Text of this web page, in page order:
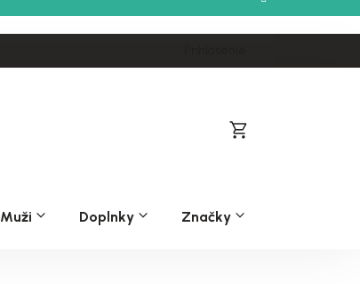
Nákupný
Muži Doplnky Značky